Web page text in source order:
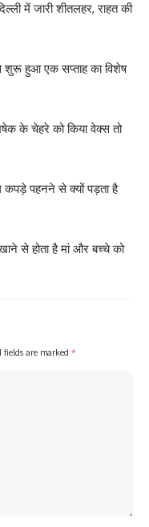
में जारी शीतलहर, राहत की
हुआ एक सप्ताह का विशेष
के चेहरे को किया वेक्स तो
पहनने से क्यों पड़ता है
से होता है मां और बच्चे को
fields are marked *